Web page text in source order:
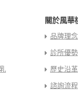
關於風華
品牌理念
診所優勢
歷史沿革
諮詢流程